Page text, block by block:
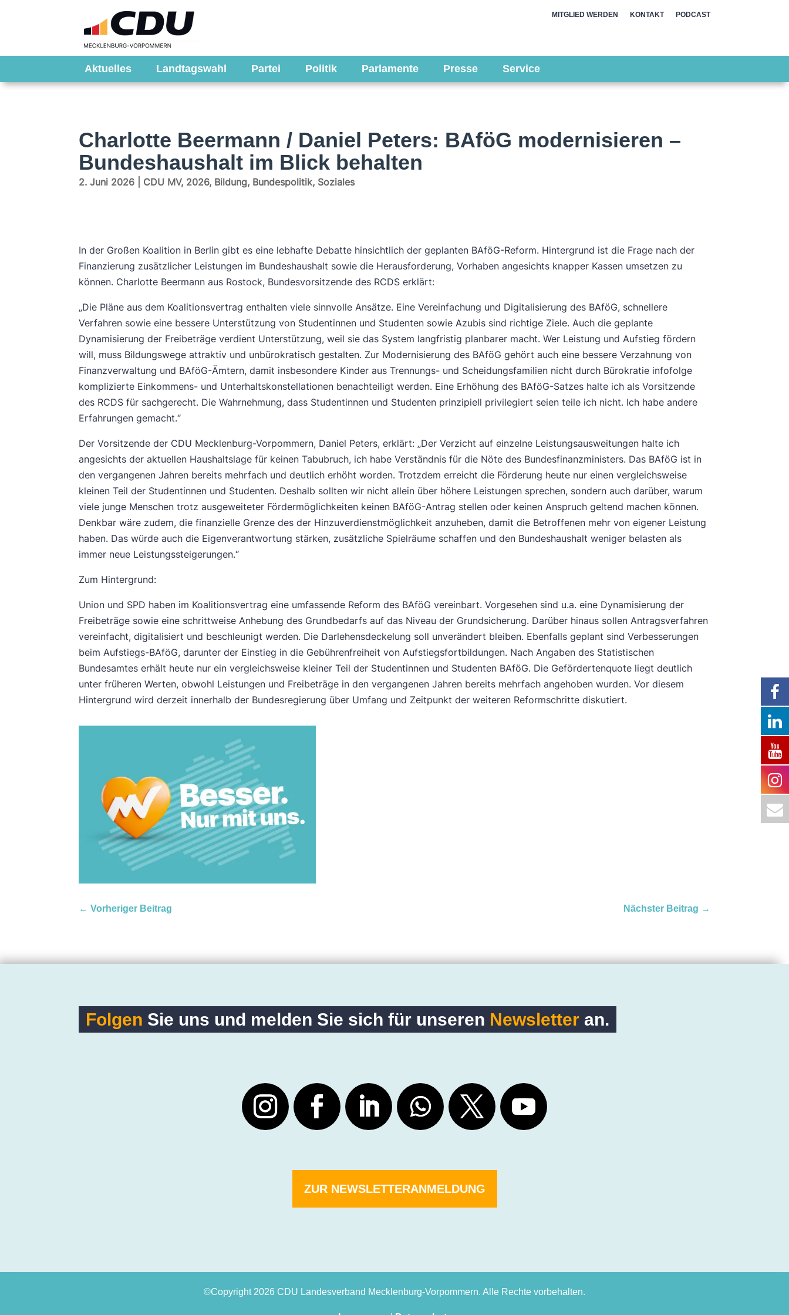
MITGLIED WERDEN KONTAKT PODCAST
Aktuelles Landtagswahl Partei Politik Parlamente Presse Service
Charlotte Beermann / Daniel Peters: BAföG modernisieren –
Bundeshaushalt im Blick behalten
2. Juni 2026 CDU MV, 2026, Bildung, Bundespolitik, Soziales
In der Großen Koalition in Berlin gibt es eine lebhafte Debatte hinsichtlich der geplanten BAföG-Reform. Hintergrund ist die Frage nach der
Finanzierung zusätzlicher Leistungen im Bundeshaushalt sowie die Herausforderung, Vorhaben angesichts knapper Kassen umsetzen zu
können. Charlotte Beermann aus Rostock, Bundesvorsitzende des RCDS erklärt:
„Die Pläne aus dem Koalitionsvertrag enthalten viele sinnvolle Ansätze. Eine Vereinfachung und Digitalisierung des BAföG, schnellere
Verfahren sowie eine bessere Unterstützung von Studentinnen und Studenten sowie Azubis sind richtige Ziele. Auch die geplante
Dynamisierung der Freibeträge verdient Unterstützung, weil sie das System langfristig planbarer macht. Wer Leistung und Aufstieg fördern
will, muss Bildungswege attraktiv und unbürokratisch gestalten. Zur Modernisierung des BAföG gehört auch eine bessere Verzahnung von
Finanzverwaltung und BAföG-Ämtern, damit insbesondere Kinder aus Trennungs- und Scheidungsfamilien nicht durch Bürokratie infofolge
komplizierte Einkommens- und Unterhaltskonstellationen benachteiligt werden. Eine Erhöhung des BAföG-Satzes halte ich als Vorsitzende
des RCDS für sachgerecht. Die Wahrnehmung, dass Studentinnen und Studenten prinzipiell privilegiert seien teile ich nicht. Ich habe andere
Erfahrungen gemacht.“
Der Vorsitzende der CDU Mecklenburg-Vorpommern, Daniel Peters, erklärt: „Der Verzicht auf einzelne Leistungsausweitungen halte ich
angesichts der aktuellen Haushaltslage für keinen Tabubruch, ich habe Verständnis für die Nöte des Bundesfinanzministers. Das BAföG ist in
den vergangenen Jahren bereits mehrfach und deutlich erhöht worden. Trotzdem erreicht die Förderung heute nur einen vergleichsweise
kleinen Teil der Studentinnen und Studenten. Deshalb sollten wir nicht allein über höhere Leistungen sprechen, sondern auch darüber, warum
viele junge Menschen trotz ausgeweiteter Fördermöglichkeiten keinen BAföG-Antrag stellen oder keinen Anspruch geltend machen können.
Denkbar wäre zudem, die finanzielle Grenze des der Hinzuverdienstmöglichkeit anzuheben, damit die Betroffenen mehr von eigener Leistung
haben. Das würde auch die Eigenverantwortung stärken, zusätzliche Spielräume schaffen und den Bundeshaushalt weniger belasten als
immer neue Leistungssteigerungen.“
Zum Hintergrund:
Union und SPD haben im Koalitionsvertrag eine umfassende Reform des BAföG vereinbart. Vorgesehen sind u.a. eine Dynamisierung der
Freibeträge sowie eine schrittweise Anhebung des Grundbedarfs auf das Niveau der Grundsicherung. Darüber hinaus sollen Antragsverfahren
vereinfacht, digitalisiert und beschleunigt werden. Die Darlehensdeckelung soll unverändert bleiben. Ebenfalls geplant sind Verbesserungen
beim Aufstiegs-BAföG, darunter der Einstieg in die Gebührenfreiheit von Aufstiegsfortbildungen. Nach Angaben des Statistischen
Bundesamtes erhält heute nur ein vergleichsweise kleiner Teil der Studentinnen und Studenten BAföG. Die Gefördertenquote liegt deutlich
unter früheren Werten, obwohl Leistungen und Freibeträge in den vergangenen Jahren bereits mehrfach angehoben wurden. Vor diesem
Hintergrund wird derzeit innerhalb der Bundesregierung über Umfang und Zeitpunkt der weiteren Reformschritte diskutiert.
←Vorheriger Beitrag Nächster Beitrag →
Folgen Sie uns und melden Sie sich für unseren Newsletter an.
ZUR NEWSLETTERANMELDUNG
©Copyright 2026 CDU Landesverband Mecklenburg-Vorpommern. Alle Rechte vorbehalten.